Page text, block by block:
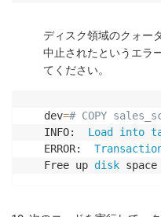
ディスク領域のクォー
中止されたというエラ
てください。
dev=# COPY
INFO: Load into
ERROR:
Free up disk space